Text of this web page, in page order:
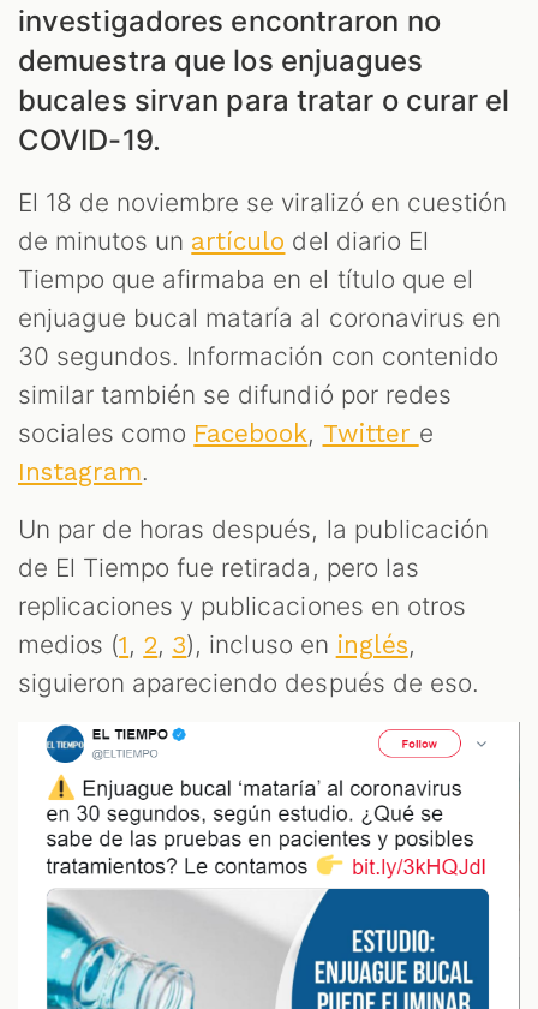
investigadores encontraron no
demuestra que los enjuagues
bucales sirvan para tratar o curar el
COVID-19.
El 18 de noviembre se viralizó en cuestión
de minutos un artículo del diario El
Tiempo que afirmaba en el título que el
enjuague bucal mataría al coronavirus en
30 segundos. Información con contenido
similar también se difundió por redes
sociales como Facebook, Twitter e
Instagram.
Un par de horas después, la publicación
de El Tiempo fue retirada, pero las
replicaciones y publicaciones en otros
medios (1, 2, 3), incluso en inglés,
siguieron apareciendo después de eso.